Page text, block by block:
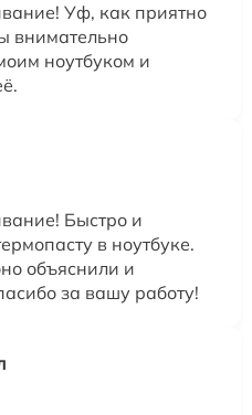
Уф, как приятно
внимательно
ноутбуком и
Быстро и
в ноутбуке.
объяснили и
за вашу работу!